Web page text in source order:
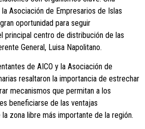
Asociación de Empresarios de Islas
oportunidad para seguir
principal centro de distribución de las
General, Luisa Napolitano.
de AICO y la Asociación de
resaltaron la importancia de estrechar
mecanismos que permitan a los
beneficiarse de las ventajas
zona libre más importante de la región.